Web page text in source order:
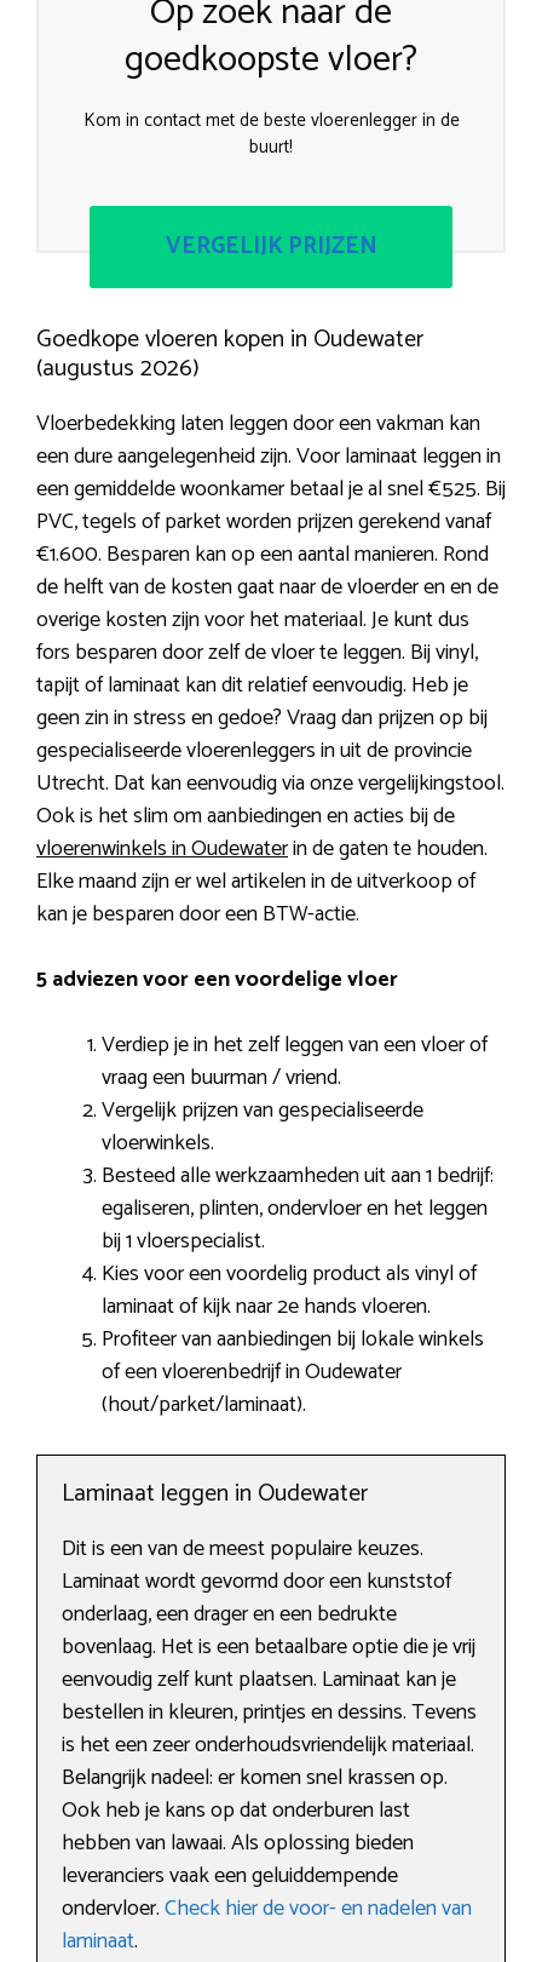
Op zoek naar de
goedkoopste vloer?
Kom in contact met de beste vloerenlegger in de
buurt!
VERGELIJK PRIJZEN
Goedkope vloeren kopen in Oudewater
(augustus 2026)
Vloerbedekking laten leggen door een vakman kan
een dure aangelegenheid zijn. Voor laminaat leggen in
een gemiddelde woonkamer betaal je al snel €525. Bij
PVC, tegels of parket worden prijzen gerekend vanaf
€1.600. Besparen kan op een aantal manieren. Rond
de helft van de kosten gaat naar de vloerder en en de
overige kosten zijn voor het materiaal. Je kunt dus
fors besparen door zelf de vloer te leggen. Bij vinyl,
tapijt of laminaat kan dit relatief eenvoudig. Heb je
geen zin in stress en gedoe? Vraag dan prijzen op bij
gespecialiseerde vloerenleggers in uit de provincie
Utrecht. Dat kan eenvoudig via onze vergelijkingstool.
Ook is het slim om aanbiedingen en acties bij de
vloerenwinkels in Oudewaterin de gaten te houden.
Elke maand zijn er wel artikelen in de uitverkoop of
kan je besparen door een BTW-actie.
5 adviezen voor een voordelige vloer
Verdiep je in het zelf leggen van een vloer of
vraag een buurman / vriend.
Vergelijk prijzen van gespecialiseerde
vloerwinkels.
Besteed alle werkzaamheden uit aan 1 bedrijf:
egaliseren, plinten, ondervloer en het leggen
bij 1 vloerspecialist.
Kies voor een voordelig product als vinyl of
laminaat of kijk naar 2e hands vloeren.
Profiteer van aanbiedingen bij lokale winkels
of een vloerenbedrijf in Oudewater
(hout/parket/laminaat).
Laminaat leggen in Oudewater
Dit is een van de meest populaire keuzes.
Laminaat wordt gevormd door een kunststof
onderlaag, een drager en een bedrukte
bovenlaag. Het is een betaalbare optie die je vrij
eenvoudig zelf kunt plaatsen. Laminaat kan je
bestellen in kleuren, printjes en dessins. Tevens
is het een zeer onderhoudsvriendelijk materiaal.
Belangrijk nadeel: er komen snel krassen op.
Ook heb je kans op dat onderburen last
hebben van lawaai. Als oplossing bieden
leveranciers vaak een geluiddempende
ondervloer.Check hier de voor- en nadelen van
laminaat.